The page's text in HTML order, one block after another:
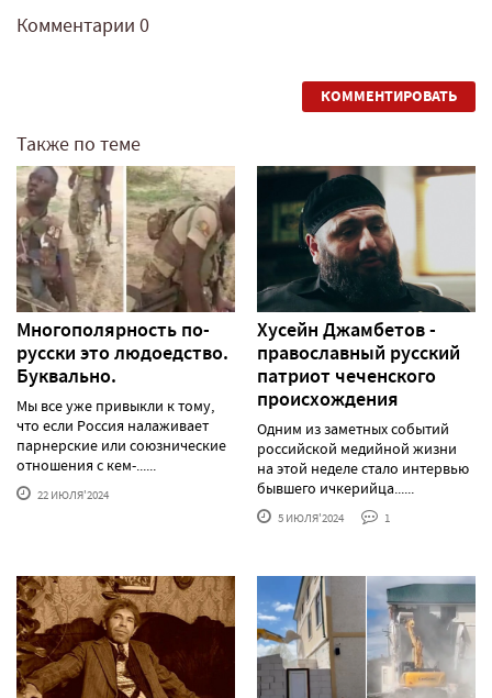
Комментарии 0
КОММЕНТИРОВАТЬ
Также по теме
Многополярность по-
русски это людоедство.
Буквально.
Мы все уже привыкли к тому,
что если Россия налаживает
парнерские или союзнические
отношения с кем-......
22 ИЮЛЯ'2024
Хусейн Джамбетов -
православный русский
патриот чеченского
происхождения
Одним из заметных событий
российской медийной жизни
на этой неделе стало интервью
бывшего ичкерийца......
5 ИЮЛЯ'2024 1